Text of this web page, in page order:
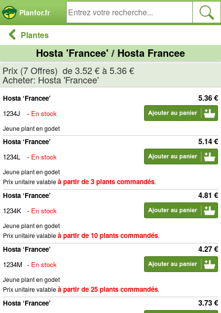
Planfor.fr
Plantes
Hosta 'Francee' / Hosta Francee
Prix (7 Offres) de 3.52 € à 5.36 €
Acheter: Hosta 'Francee'
5.36 €
Hosta ‘Francee’
1234J
- En stock
Jeune plant en godet
5.14 €
Hosta ‘Francee’
1234L
- En stock
Jeune plant en godet
Prix unitaire valableà partir de 3 plants commandés.
4.81 €
Hosta ‘Francee’
1234K
- En stock
Jeune plant en godet
Prix unitaire valableà partir de 10 plants commandés.
4.27 €
Hosta ‘Francee’
1234M - En stock
Jeune plant en godet
Prix unitaire valableà partir de 25 plants commandés.
3.73 €
Hosta ‘Francee’
Panneau de gestion des cookies